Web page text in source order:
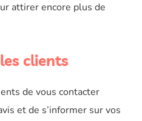
attirer encore plus de
clients
de vous contacter
et de s’informer sur vos